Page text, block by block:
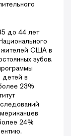
до 44 лет
жителей США в
зубов.
детей в
23%
24%